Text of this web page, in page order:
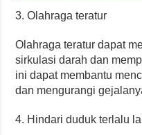
3. Olahraga teratur
Olahraga teratur dapat
sirkulasi darah dan
ini dapat membantu
dan mengurangi
4. Hindari duduk terlalu